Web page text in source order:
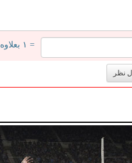
= ۱ بعلاوه ۱
نظر